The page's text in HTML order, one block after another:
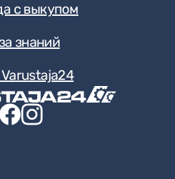
с выкупом
знаний